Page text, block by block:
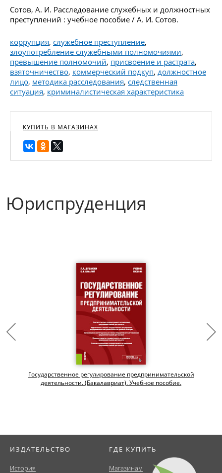
Сотов, А. И. Расследование служебных и должностных
преступлений : учебное пособие / А. И. Сотов.
коррупция, служебное преступление,
злоупотребление служебными полномочиями,
превышение полномочий, присвоение и растрата,
взяточничество, коммерческий подкуп, должностное
лицо, методика расследования, следственная
ситуация, криминалистическая характеристика
КУПИТЬ В МАГАЗИНАХ
Юриспруденция
Государственное регулирование предпринимательской
деятельности. (Бакалавриат). Учебное пособие.
ИЗДАТЕЛЬСТВО
История
ГДЕ КУПИТЬ
Магазинам